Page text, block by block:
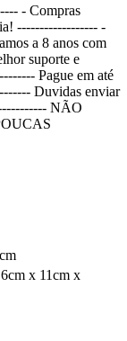
- Compras
------------------ -
a 8 anos com
suporte e
Pague em até
Duvidas enviar
NÃO
x 11cm x